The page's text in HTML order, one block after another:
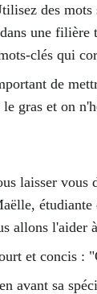
des mots
une
clés qui
de
gras et on
laisser
allons l'aider
et concis :
avant sa